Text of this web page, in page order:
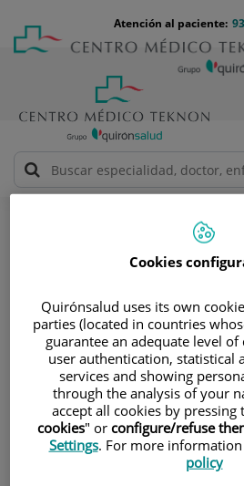
contenido
Menú
teléfono
cabecera
Atención al paciente:
Solicitud de visita
Solicitud de visita
Pide cita sin
Nombre
Cookies
Quirónsalud uses its own
parties (located in countries
guarantee an adequate level
user authentication, statistical
services and showing
through the analysis of your
accept all cookies by pressing
cookies" or configure/refuse
Settings. For more information
policy